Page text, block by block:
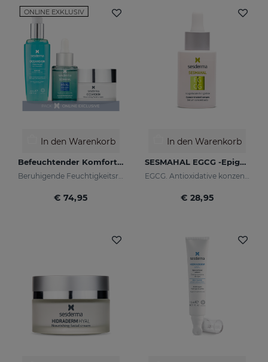
ONLINE EXKLUSIV
In den Warenkorb
Befeuchtender Komfort-PACK
Beruhigende Feuchtigkeitsroutine für trockene oder empfindliche Haut
€ 74,95
In den Warenkorb
SESMAHAL EGCG -Epigallocatechin Gallate
EGCG. Antioxidative konzentriertes Serum
€ 28,95